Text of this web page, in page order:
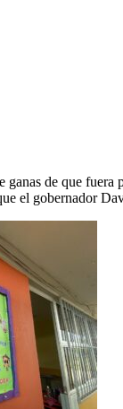
de que fuera
el gobernador